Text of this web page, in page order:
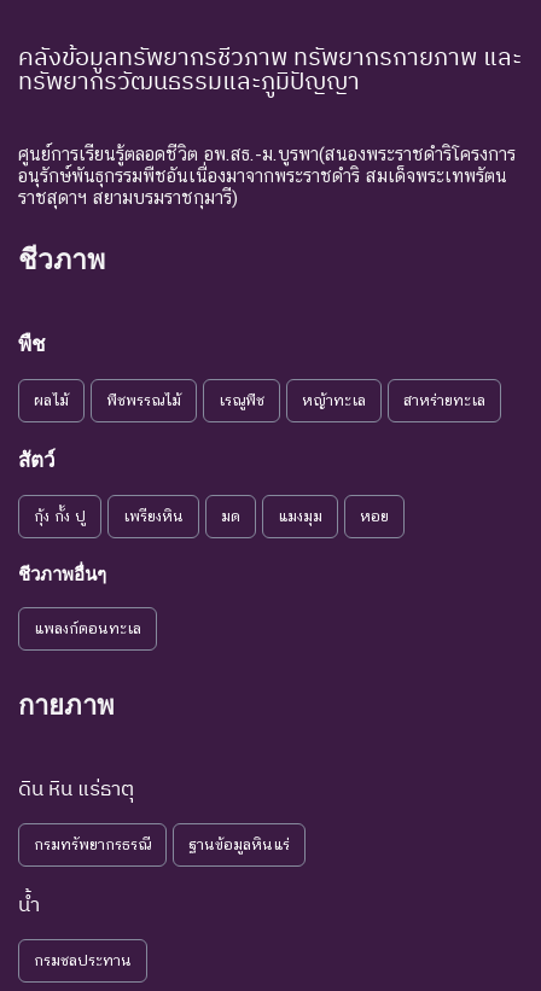
คลังข้อมูลทรัพยากรชีวภาพ ทรัพยากรกายภาพ และ
ทรัพยากรวัฒนธรรมและภูมิปัญญา
ศูนย์การเรียนรู้ตลอดชีวิต อพ.สธ.-ม.บูรพา(สนองพระราชดำริโครงการ
อนุรักษ์พันธุกรรมพืชอันเนื่องมาจากพระราชดำริ สมเด็จพระเทพรัตน
ราชสุดาฯ สยามบรมราชกุมารี)
ชีวภาพ
พืช
ผลไม้ พืชพรรณไม้ เรณูพืช หญ้าทะเล สาหร่ายทะเล
สัตว์
กุ้ง กั้ง ปู เพรียงหิน มด แมงมุม หอย
ชีวภาพอื่นๆ
แพลงก์ตอนทะเล
กายภาพ
ดิน หิน แร่ธาตุ
กรมทรัพยากรธรณี ฐานข้อมูลหินแร่
น้ำ
กรมชลประทาน